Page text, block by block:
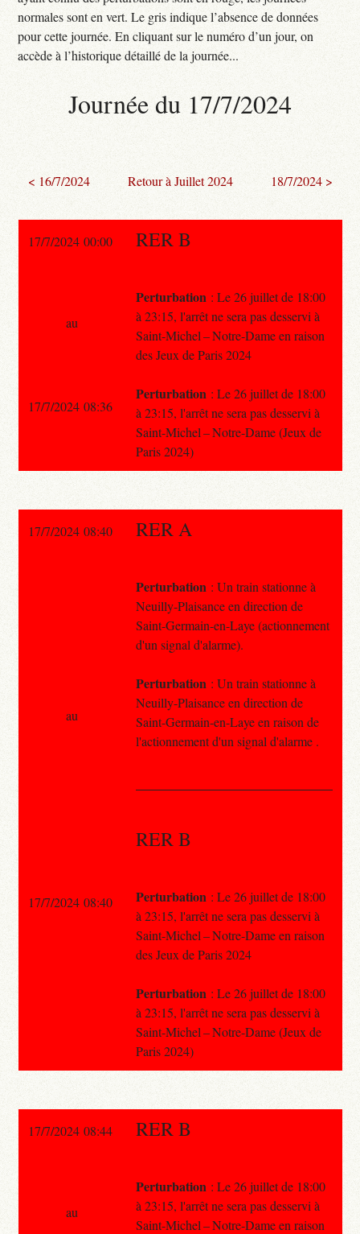
normales sont en vert. Le gris indique l’absence de données
pour cette journée. En cliquant sur le numéro d’un jour, on
accède à l’historique détaillé de la journée...
Journée du 17/7/2024
< 16/7/2024 Retour à Juillet 2024 18/7/2024 >
17/7/2024 00:00 RER B
Perturbation : Le 26 juillet de 18:00
à 23:15, l'arrêt ne sera pas desservi à
Saint-Michel – Notre-Dame en raison
des Jeux de Paris 2024
Perturbation : Le 26 juillet de 18:00
à 23:15, l'arrêt ne sera pas desservi à
Saint-Michel – Notre-Dame (Jeux de
Paris 2024)
au
17/7/2024 08:36
17/7/2024 08:40 RER A
Perturbation : Un train stationne à
Neuilly-Plaisance en direction de
Saint-Germain-en-Laye (actionnement
d'un signal d'alarme).
Perturbation : Un train stationne à
Neuilly-Plaisance en direction de
Saint-Germain-en-Laye en raison de
l'actionnement d'un signal d'alarme .
RER B
Perturbation : Le 26 juillet de 18:00
à 23:15, l'arrêt ne sera pas desservi à
Saint-Michel – Notre-Dame en raison
des Jeux de Paris 2024
Perturbation : Le 26 juillet de 18:00
à 23:15, l'arrêt ne sera pas desservi à
Saint-Michel – Notre-Dame (Jeux de
Paris 2024)
au
17/7/2024 08:40
17/7/2024 08:44 RER B
Perturbation : Le 26 juillet de 18:00
à 23:15, l'arrêt ne sera pas desservi à
Saint-Michel – Notre-Dame en raison
au